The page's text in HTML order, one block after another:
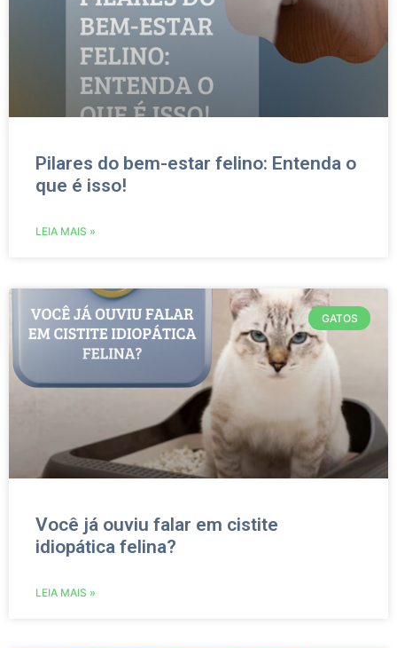
Pilares do bem-estar felino: Entenda o
que é isso!
LEIA MAIS »
GATOS
Você já ouviu falar em cistite
idiopática felina?
LEIA MAIS »